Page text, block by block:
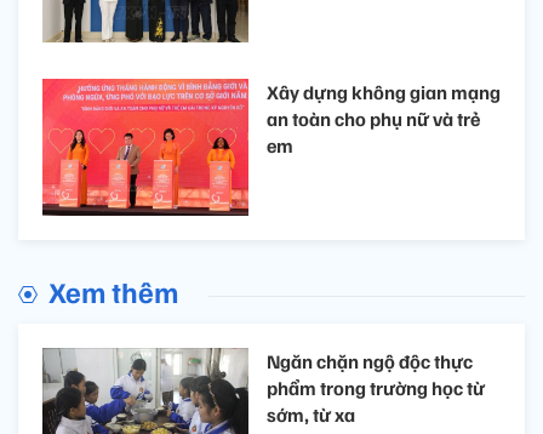
Xây dựng không gian mạng
an toàn cho phụ nữ và trẻ
em
Xem thêm
Ngăn chặn ngộ độc thực
phẩm trong trường học từ
sớm, từ xa